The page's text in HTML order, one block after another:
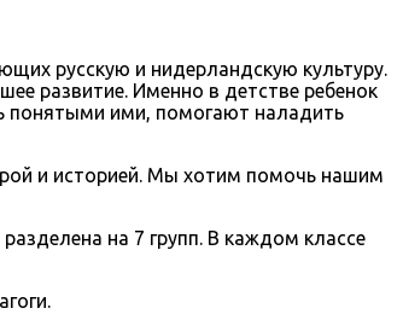
русскую и нидерландскую культуру.
развитие. Именно в детстве ребенок
понятыми ими, помогают наладить
и историей. Мы хотим помочь нашим
на 7 групп. В каждом классе